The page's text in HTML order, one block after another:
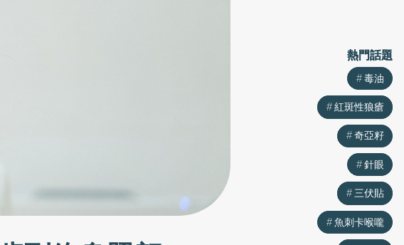
熱門話題
毒油
紅斑性狼瘡
奇亞籽
針眼
三伏貼
魚刺卡喉嚨
熱門話題
毒油
紅斑性狼瘡
奇亞籽
針眼
三伏貼
魚刺卡喉嚨